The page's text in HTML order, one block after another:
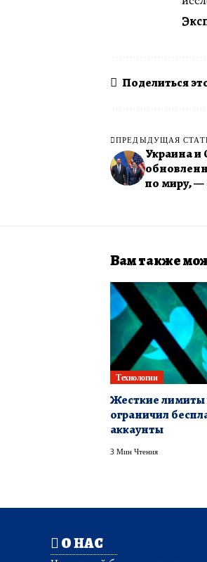
Поделиться
ПРЕДЫДУЩАЯ
Украина
по миру, —
Вам также
Технологии
Жесткие лимиты
ограничил
аккаунты
3 Мин Чтения
О НАС